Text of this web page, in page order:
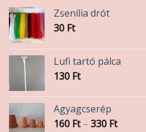
Zsenília drót
30 Ft
Lufi tartó pálca
130 Ft
Agyagcserép
160 Ft – 330 Ft